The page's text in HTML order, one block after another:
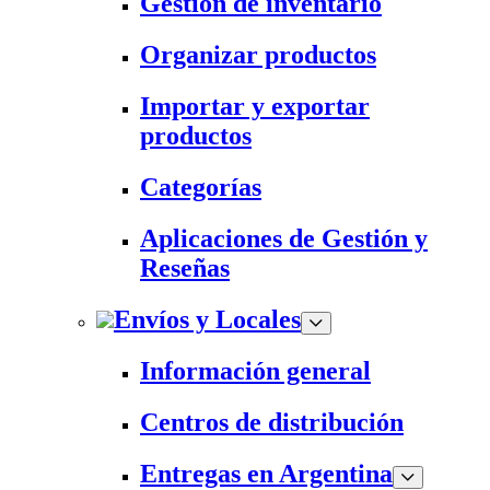
Organizar productos
Importar y exportar
productos
Categorías
Aplicaciones de Gestión y
Reseñas
Envíos y Locales
Información general
Centros de distribución
Entregas en Argentina